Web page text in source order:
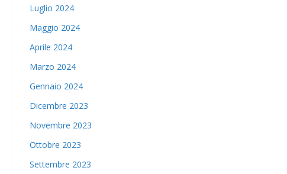
Luglio 2024
Maggio 2024
Aprile 2024
Marzo 2024
Gennaio 2024
Dicembre 2023
Novembre 2023
Ottobre 2023
Settembre 2023